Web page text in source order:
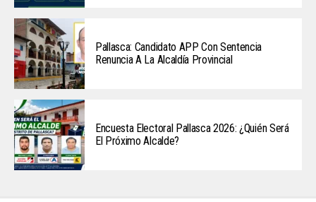
Pallasca: Candidato APP Con Sentencia
Renuncia A La Alcaldía Provincial
Encuesta Electoral Pallasca 2026: ¿Quién Será
El Próximo Alcalde?